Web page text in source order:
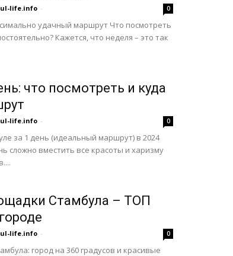
life.info - 0
удачный маршрут Что посмотреть
Кажется, что неделя – это так
что посмотреть и куда
life.info - 0
за 1 день (идеальный маршрут) в 2024
сложно вместить все красоты и харизму
Стамбула – ТОП
life.info - 0
город на 360 градусов и красивые